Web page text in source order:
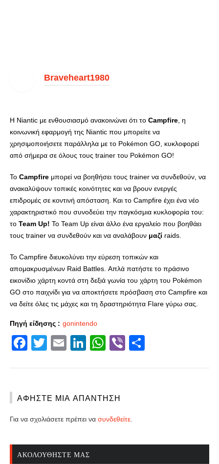
Braveheart1980
Η Niantic με ενθουσιασμό ανακοινώνει ότι το Campfire , η
κοινωνική εφαρμογή της Niantic που μπορείτε να
χρησιμοποιήσετε παράλληλα με το Pokémon GO, κυκλοφορεί
από σήμερα σε όλους τους trainer του Pokémon GO!
Το Campfire μπορεί να βοηθήσει τους trainer να συνδεθούν, να
ανακαλύψουν τοπικές κοινότητες και να βρουν ενεργές
επιδρομές σε κοντινή απόσταση. Και το Campfire έχει ένα νέο
χαρακτηριστικό που συνοδεύει την παγκόσμια κυκλοφορία του:
το Team Up! Το Team Up είναι άλλο ένα εργαλείο που βοηθάει
τους trainer να συνδεθούν και να αναλάβουν μαζί raids.
Το Campfire διευκολύνει την εύρεση τοπικών και
απομακρυσμένων Raid Battles. Απλά πατήστε το πράσινο
εικονίδιο χάρτη κοντά στη δεξιά γωνία του χάρτη του Pokémon
GO στο παιχνίδι για να αποκτήσετε πρόσβαση στο Campfire και
να δείτε όλες τις μάχες και τη δραστηριότητα Flare γύρω σας.
Πηγή είδησης : gonintendo
Facebook
Twitter
EmailLinkedIn
WhatsApp
Viber
ΑΦΉΣΤΕ ΜΙΑ ΑΠΆΝΤΗΣΗ
Για να σχολιάσετε πρέπει να συνδεθείτε
ΑΚΟΛΟΥΘΉΣΤΕ ΜΑΣ